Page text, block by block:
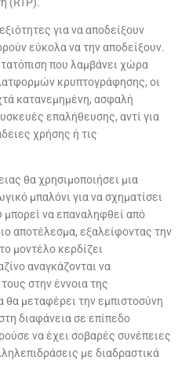
για να αποδείξουν
εύκολα να την αποδείξουν.
που λαμβάνει χώρα
κρυπτογράφησης, οι
κατανεμημένη, ασφαλή
επαλήθευσης, αντί για
χρήσης ή τις
θα χρησιμοποιήσει μια
μπαλόνι για να σχηματίσει
μπορεί να επαναληφθεί από
αποτέλεσμα, εξαλείφοντας την
μοντέλο κερδίζει
αναγκάζονται να
στην έννοια της
θα μεταφέρει την εμπιστοσύνη
διαφάνεια σε επίπεδο
να έχει σοβαρές συνέπειες
με διαδραστικά